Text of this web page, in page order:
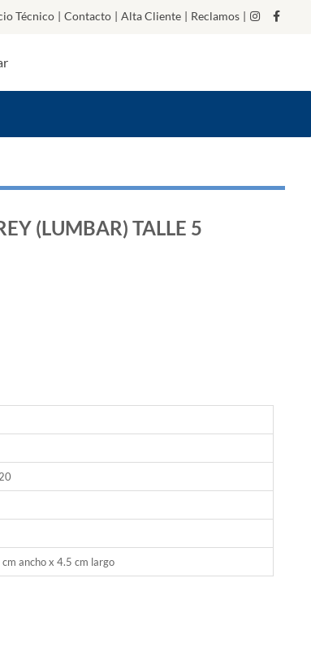
Técnico | Contacto | Alta Cliente | Reclamos |
(LUMBAR) TALLE 5
ancho x 4.5 cm largo